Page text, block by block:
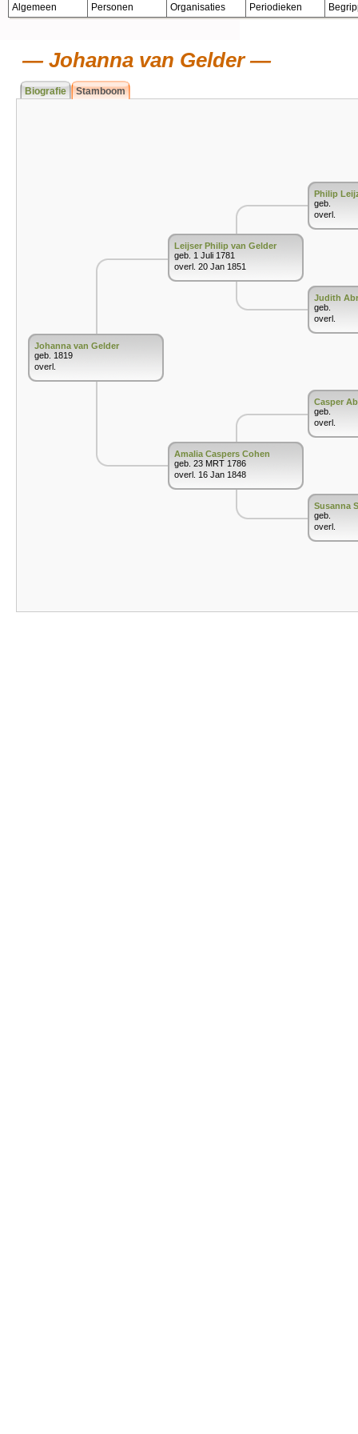
Algemeen Personen Organisaties Periodieken
Johanna van Gelder
Biografie Stamboom
Johanna van Gelder
geb. 1819
overl.
Leijser Philip van Gelder
geb. 1 Juli 1781
overl. 20 Jan 1851
Amalia Caspers Cohen
geb. 23 MRT 1786
overl. 16 Jan 1848
Philip
geb.
overl.
Judith
geb.
overl.
Casper
geb.
overl.
Susanna
geb.
overl.